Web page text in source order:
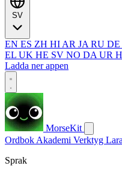
EN ES ZH HI AR JA RU DE
EL UK HE SV NO DA UR
Ladda ner appen
MorseKit
Ordbok Akademi Verktyg
Sprak